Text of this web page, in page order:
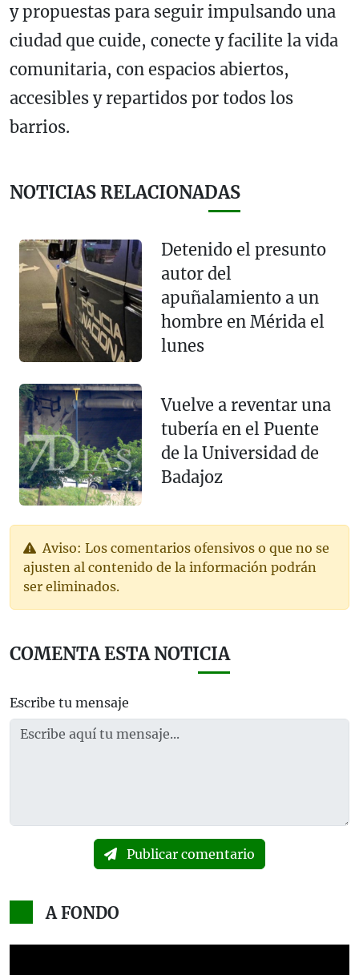
y propuestas para seguir impulsando una
ciudad que cuide, conecte y facilite la vida
comunitaria, con espacios abiertos,
accesibles y repartidos por todos los
barrios.
NOTICIAS RELACIONADAS
Detenido el presunto
autor del
apuñalamiento a un
hombre en Mérida el
lunes
Vuelve a reventar una
tubería en el Puente
de la Universidad de
Badajoz
Aviso: Los comentarios ofensivos o que no se
ajusten al contenido de la información podrán
ser eliminados.
COMENTA ESTA NOTICIA
Escribe tu mensaje
Publicar comentario
A FONDO